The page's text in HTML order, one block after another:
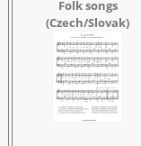
Folk songs
(Czech/Slovak)